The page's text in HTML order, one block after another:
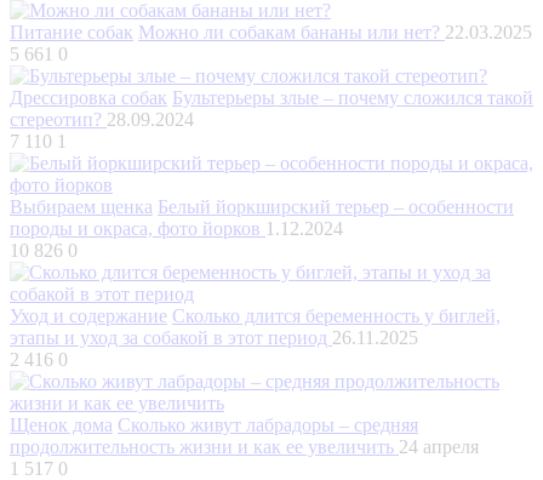
Питание собак Можно ли собакам бананы или нет? 22.03.2025
5 661 0
Дрессировка собак Бультерьеры злые – почему сложился такой
стереотип? 28.09.2024
7 110 1
Выбираем щенка Белый йоркширский терьер – особенности
породы и окраса, фото йорков 1.12.2024
10 826 0
Уход и содержание Сколько длится беременность у биглей,
этапы и уход за собакой в этот период 26.11.2025
2 416 0
Щенок дома Сколько живут лабрадоры – средняя
продолжительность жизни и как ее увеличить 24 апреля
1 517 0